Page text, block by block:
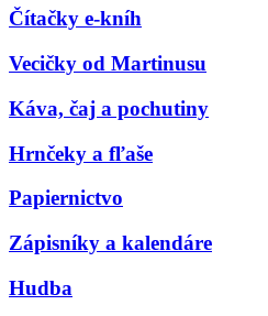
Čítačky e-kníh
Vecičky od Martinusu
Káva, čaj a pochutiny
Hrnčeky a fľaše
Papiernictvo
Zápisníky a kalendáre
Hudba